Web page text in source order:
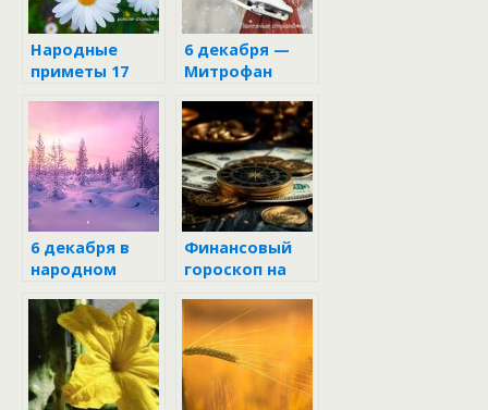
Народные
приметы 17
6 декабря —
Митрофан
6 декабря в
народном
Финансовый
гороскоп на
22 июня 2025